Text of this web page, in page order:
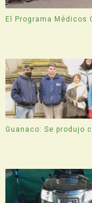
El Programa
Guanaco: Se produjo